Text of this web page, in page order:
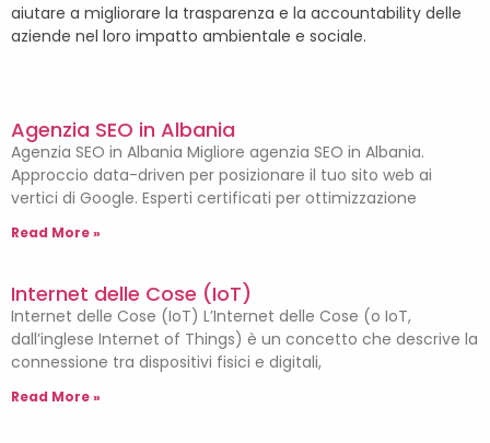
aiutare a migliorare la trasparenza e la accountability delle
aziende nel loro impatto ambientale e sociale.
Agenzia SEO in Albania
Agenzia SEO in Albania Migliore agenzia SEO in Albania.
Approccio data-driven per posizionare il tuo sito web ai
vertici di Google. Esperti certificati per ottimizzazione
Read More »
Internet delle Cose (IoT)
Internet delle Cose (IoT) L’Internet delle Cose (o IoT,
dall’inglese Internet of Things) è un concetto che descrive la
connessione tra dispositivi fisici e digitali,
Read More »